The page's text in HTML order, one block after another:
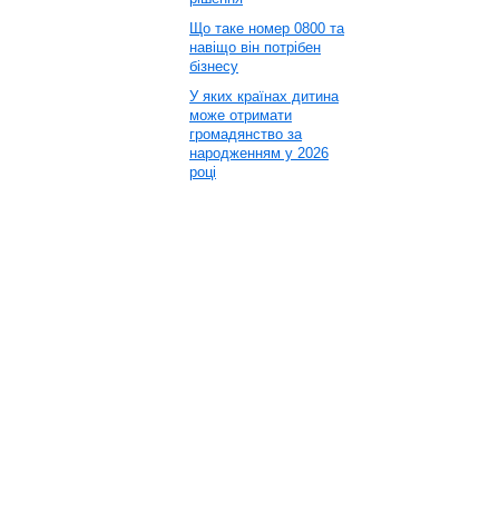
Що таке номер 0800 та
навіщо він потрібен
бізнесу
У яких країнах дитина
може отримати
громадянство за
народженням у 2026
році